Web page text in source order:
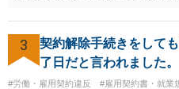
口（弁護士に）言ってください」
応じないという姿勢をとることが
減を図れると思います。 大変な状
したら幸いです。
3
契約解除手続きをして
了日だと言われました。
#労働・雇用契約違反 #雇用契約書・就業